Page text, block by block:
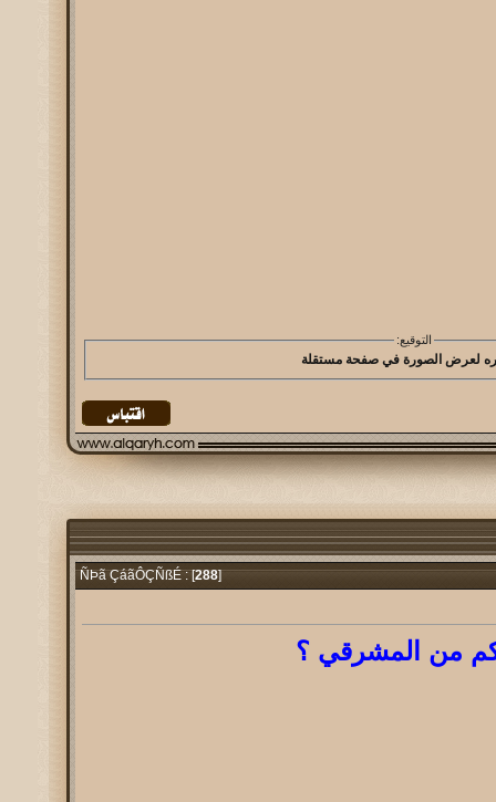
التوقيع:
ÑÞã ÇáãÔÇÑßÉ : [
288]
من المشرقي ؟